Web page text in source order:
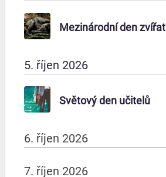
Mezinárodní den zvířat
5. říjen 2026
Světový den učitelů
6. říjen 2026
7. říjen 2026